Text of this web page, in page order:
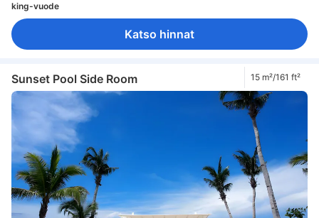
king-vuode
Katso hinnat
Sunset Pool Side Room 15 m²/161 ft²